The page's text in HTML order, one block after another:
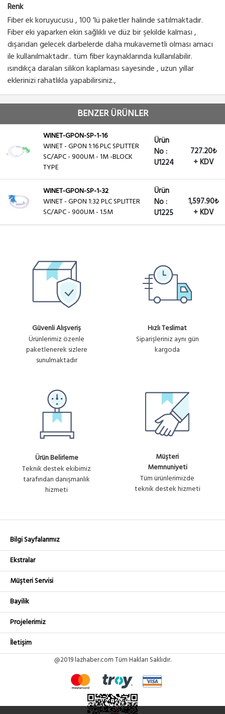
Renk
Fiber ek koruyucusu , 100 'lü paketler halinde satılmaktadır.
Fiber eki yaparken ekin sağlıklı ve düz bir şekilde kalması ,
dışarıdan gelecek darbelerde daha mukavemetli olması amacı
ile kullanılmaktadır.. tüm fiber kaynaklarında kullanılabilir.
ısındıkça daralan silikon kaplaması sayesinde , uzun yıllar
eklerinizi rahatlıkla yapabilirsiniz.,
BENZER ÜRÜNLER
WINET-GPON-SP-1-16
WINET - GPON 1:16 PLC SPLITTER
SC/APC - 900UM - 1M -BLOCK
TYPE
Ürün
No :
U1224
727.20₺
+ KDV
WINET-GPON-SP-1-32
WINET - GPON 1:32 PLC SPLITTER
SC/APC - 900UM - 1.5M
Ürün
No :
U1225
1,597.90₺
+ KDV
Güvenli Alışveriş
Ürünlerimiz özenle
paketlenerek sizlere
sunulmaktadır
Hızlı Teslimat
Siparişleriniz aynı gün
kargoda
Ürün Belirleme
Teknik destek ekibimiz
tarafından danışmanlık
hizmeti
Müşteri
Memnuniyeti
Tüm ürünlerimizde
teknik destek hizmeti
Bilgi Sayfalarımız
Ekstralar
Müşteri Servisi
Bayilik
Projelerimiz
İletişim
@2019 lazhaber.com Tüm Hakları Saklıdır.